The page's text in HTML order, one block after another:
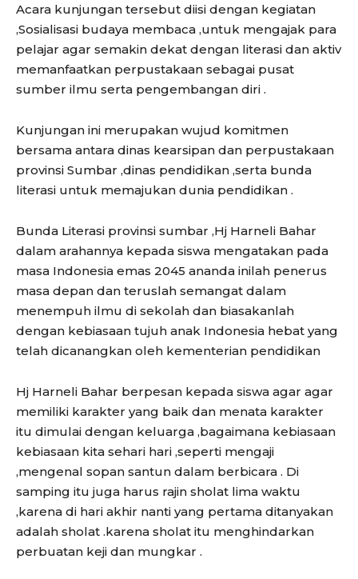
Acara kunjungan tersebut diisi dengan kegiatan
,Sosialisasi budaya membaca ,untuk mengajak para
pelajar agar semakin dekat dengan literasi dan aktiv
memanfaatkan perpustakaan sebagai pusat
sumber ilmu serta pengembangan diri .
Kunjungan ini merupakan wujud komitmen
bersama antara dinas kearsipan dan perpustakaan
provinsi Sumbar ,dinas pendidikan ,serta bunda
literasi untuk memajukan dunia pendidikan .
Bunda Literasi provinsi sumbar ,Hj Harneli Bahar
dalam arahannya kepada siswa mengatakan pada
masa Indonesia emas 2045 ananda inilah penerus
masa depan dan teruslah semangat dalam
menempuh ilmu di sekolah dan biasakanlah
dengan kebiasaan tujuh anak Indonesia hebat yang
telah dicanangkan oleh kementerian pendidikan
Hj Harneli Bahar berpesan kepada siswa agar agar
memiliki karakter yang baik dan menata karakter
itu dimulai dengan keluarga ,bagaimana kebiasaan
kebiasaan kita sehari hari ,seperti mengaji
,mengenal sopan santun dalam berbicara . Di
samping itu juga harus rajin sholat lima waktu
,karena di hari akhir nanti yang pertama ditanyakan
adalah sholat .karena sholat itu menghindarkan
perbuatan keji dan mungkar .